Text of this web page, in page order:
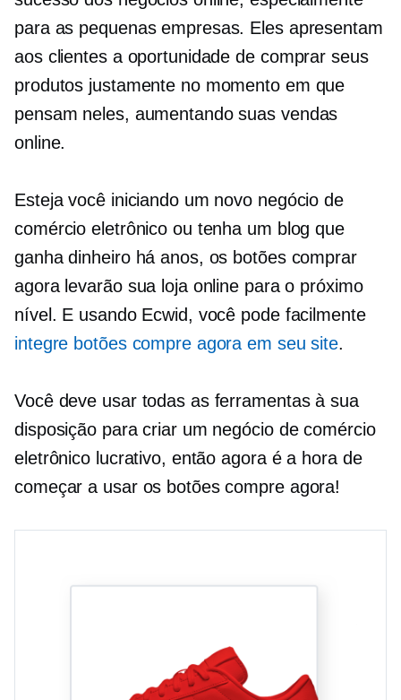
para as pequenas empresas. Eles apresentam
aos clientes a oportunidade de comprar seus
produtos justamente no momento em que
pensam neles, aumentando suas vendas
online.
Esteja você iniciando um novo negócio de
comércio eletrônico ou tenha um blog que
ganha dinheiro há anos, os botões comprar
agora levarão sua loja online para o próximo
nível. E usando Ecwid, você pode facilmente
integre botões compre agora em seu site.
Você deve usar todas as ferramentas à sua
disposição para criar um negócio de comércio
eletrônico lucrativo, então agora é a hora de
começar a usar os botões compre agora!